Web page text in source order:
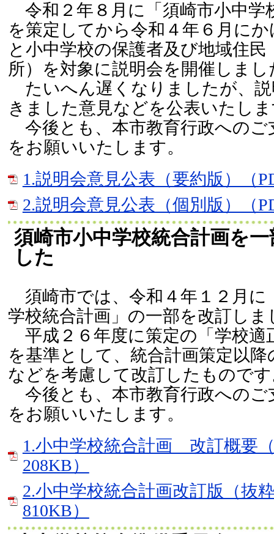
令和２年８月に「須崎市小中学
を策定してから令和４年６月に
と小中学校の保護者及び地域住民
所）を対象に説明会を開催しまし
たいへん遅くなりましたが、
きました意見などを公表いたし
今後とも、本市教育行政へのご
をお願いいたします。
1.説明会意見公表（要約版）（
2.説明会意見公表（個別版）（
須崎市小中学校統合計画を
した
須崎市では、令和４年１２月に
学校統合計画」の一部を改訂しま
平成２６年度に策定の「学校適
を基準として、統合計画策定以降
などを考慮して改訂したもので
今後とも、本市教育行政へのご
をお願いいたします。
1.小中学校統合計画 改訂概要
208KB）
2.小中学校統合計画改訂版（抜
810KB）